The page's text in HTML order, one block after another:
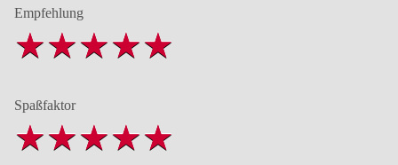
Empfehlung
Spaßfaktor